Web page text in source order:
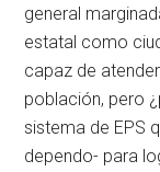
general
estatal como
capaz de
población, pero
sistema de EPS
dependo- para